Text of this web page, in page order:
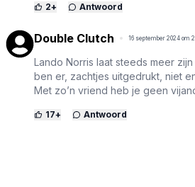
2+ Antwoord
Double Clutch 16 september 2024 om
Lando Norris laat steeds meer
ben er, zachtjes uitgedrukt, niet
Met zo’n vriend heb je geen
17+ Antwoord